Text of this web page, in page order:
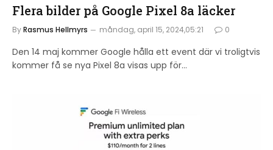
Flera bilder på Google Pixel 8a läcker
ByRasmus Hellmyrs måndag, april 15, 2024,05:21 0
Den 14 maj kommer Google hålla ett event där vi troligtvis
kommer få se nya Pixel 8a visas upp för…